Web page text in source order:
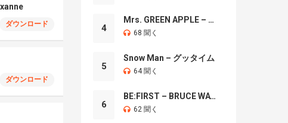
ダウンロード
ダウンロード
4
Mrs. GREEN APPLE – Brand New
68 聞く
5
Snow Man – グッタイム
64 聞く
6
BE:FIRST – BRUCE WAYNE
62 聞く